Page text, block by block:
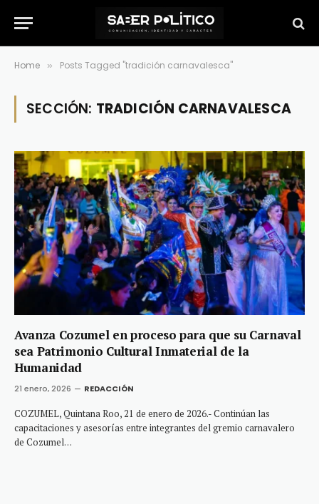
Home » Posts Tagged "tradición carnavalesca"
SECCIÓN: TRADICIÓN CARNAVALESCA
Avanza Cozumel en proceso para que su Carnaval
sea Patrimonio Cultural Inmaterial de la
Humanidad
21 enero, 2026 REDACCIÓN
COZUMEL, Quintana Roo, 21 de enero de 2026.- Continúan las
capacitaciones y asesorías entre integrantes del gremio carnavalero
de Cozumel…